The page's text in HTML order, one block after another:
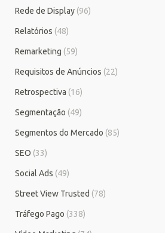
Rede de Display (96)
Relatórios (48)
Remarketing (59)
Requisitos de Anúncios (22)
Retrospectiva (16)
Segmentação (49)
Segmentos do Mercado (85)
SEO (33)
Social Ads (49)
Street View Trusted (78)
Tráfego Pago (338)